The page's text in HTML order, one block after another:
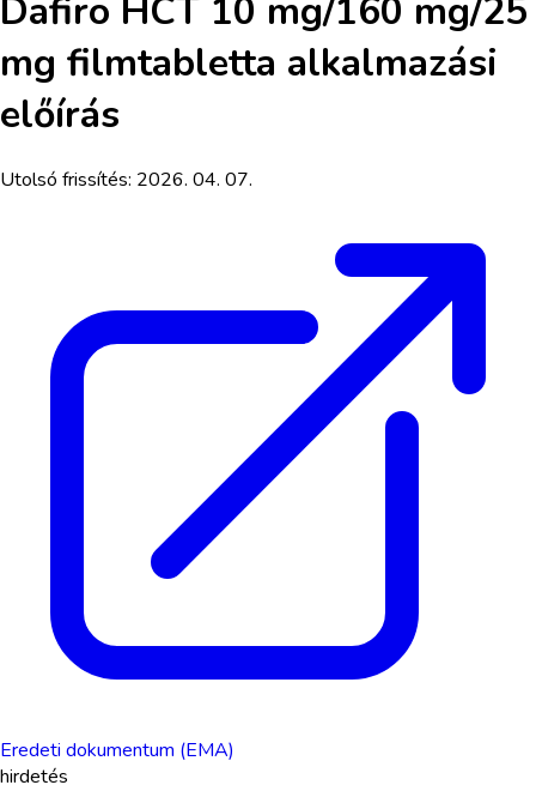
Dafiro HCT 10 mg/160 mg/25
mg filmtabletta alkalmazási
előírás
Utolsó frissítés: 2026. 04. 07.
Eredeti dokumentum (EMA)
hirdetés